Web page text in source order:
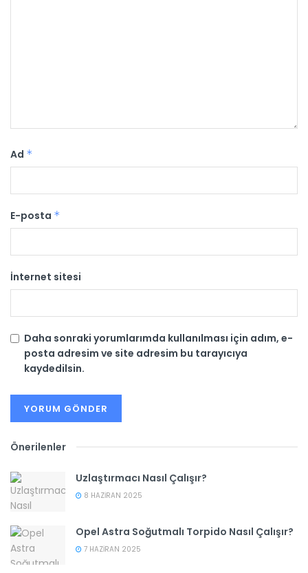
Ad *
E-posta *
İnternet sitesi
Daha sonraki yorumlarımda kullanılması için adım, e-
posta adresim ve site adresim bu tarayıcıya
kaydedilsin.
Önerilenler
Uzlaştırmacı Nasıl Çalışır?
8 HAZIRAN 2025
Opel Astra Soğutmalı Torpido Nasıl Çalışır?
7 HAZIRAN 2025